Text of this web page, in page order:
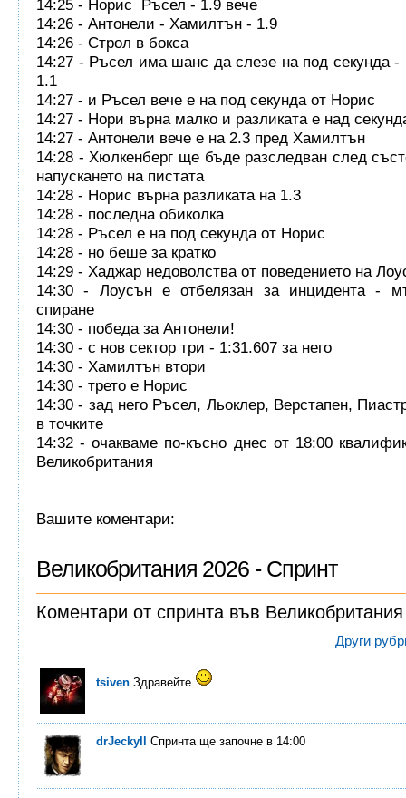
14:25 - Норис Ръсел - 1.9 вече
14:26 - Антонели - Хамилтън - 1.9
14:26 - Строл в бокса
14:27 - Ръсел има шанс да слезе на под секунда -
1.1
14:27 - и Ръсел вече е на под секунда от Норис
14:27 - Нори върна малко и разликата е над
14:27 - Антонели вече е на 2.3 пред Хамилтън
14:28 - Хюлкенберг ще бъде разследван след
напускането на пистата
14:28 - Норис върна разликата на 1.3
14:28 - последна обиколка
14:28 - Ръсел е на под секунда от Норис
14:28 - но беше за кратко
14:29 - Хаджар недоволства от поведението на
14:30 - Лоусън е отбелязан за инцидента -
спиране
14:30 - победа за Антонели!
14:30 - с нов сектор три - 1:31.607 за него
14:30 - Хамилтън втори
14:30 - трето е Норис
14:30 - зад него Ръсел, Льоклер, Верстапен,
в точките
14:32 - очакваме по-късно днес от 18:00
Великобритания
Вашите коментари:
Великобритания 2026 - Спринт
Коментари от спринта във Великобритания
Други
tsiven Здравейте
drJeckyll Спринта ще започне в 14:00